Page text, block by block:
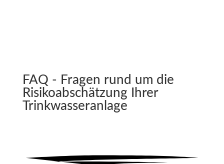
FAQ - Fragen rund um die
Risikoabschätzung Ihrer
Trinkwasseranlage